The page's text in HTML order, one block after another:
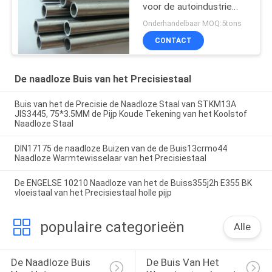
voor de autoindustrie
E235 NBK EN10305-1
Onderhandelbaar MOQ:5tons
CONTACT
De naadloze Buis van het Precisiestaal
Buis van het de Precisie de Naadloze Staal van STKM13A
JIS3445, 75*3.5MM de Pijp Koude Tekening van het Koolstof
Naadloze Staal
DIN17175 de naadloze Buizen van de de Buis13crmo44
Naadloze Warmtewisselaar van het Precisiestaal
De ENGELSE 10210 Naadloze van het de Buiss355j2h E355 BK
vloeistaal van het Precisiestaal holle pijp
populaire categorieën Alle
De Naadloze Buis
De Buis Van Het